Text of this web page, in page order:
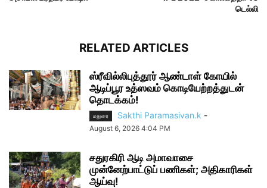
டெல்லி
RELATED ARTICLES
ஸ்ரீவில்லிபுத்தூர் ஆண்டாள் கோயில்
ஆடிப்பூர உத்ஸவம் கொடியேற்றத்துடன்
தொடக்கம்!
மதுரை Sakthi Paramasivan.k -
August 6, 2026 4:04 PM
சதுரகிரி ஆடி அமாவாசை
முன்னேற்பாட்டுப் பணிகள்; அதிகாரிகள்
ஆய்வு!